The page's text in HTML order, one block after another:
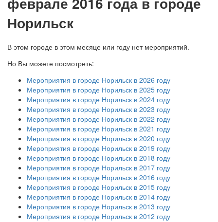
Норильск
В этом городе в этом месяце или году нет мероприятий.
Но Вы можете посмотреть:
Мероприятия в городе Норильск в 2026 году
Мероприятия в городе Норильск в 2025 году
Мероприятия в городе Норильск в 2024 году
Мероприятия в городе Норильск в 2023 году
Мероприятия в городе Норильск в 2022 году
Мероприятия в городе Норильск в 2021 году
Мероприятия в городе Норильск в 2020 году
Мероприятия в городе Норильск в 2019 году
Мероприятия в городе Норильск в 2018 году
Мероприятия в городе Норильск в 2017 году
Мероприятия в городе Норильск в 2016 году
Мероприятия в городе Норильск в 2015 году
Мероприятия в городе Норильск в 2014 году
Мероприятия в городе Норильск в 2013 году
Мероприятия в городе Норильск в 2012 году